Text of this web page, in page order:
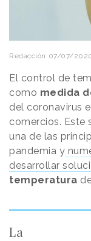
Redacción 07/07/
El control de
como medida
del coronavirus
comercios. Este
una de las
pandemia y
desarrollar
temperatura
La